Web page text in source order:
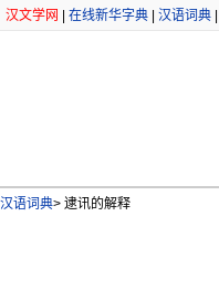
汉文学网 在线新华字典 汉语词典
汉语词典> 逮讯的解释